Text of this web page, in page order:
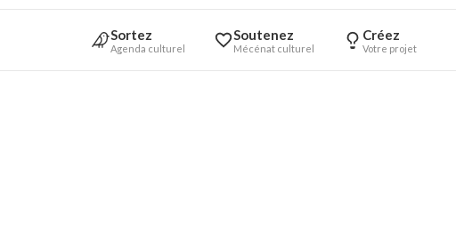
Sortez
Agenda culturel
Soutenez
Mécénat culturel
Créez
Votre projet